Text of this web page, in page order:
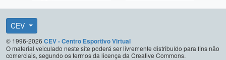
CEV
© 1996-2026 CEV - Centro Esportivo Virtual
O material veiculado neste site poderá ser livremente distribuído para fins não
comerciais, segundo os termos da licença da Creative Commons.